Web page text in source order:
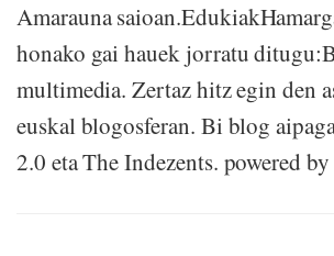
Amarauna
honako gai hauek jorratu
multimedia. Zertaz hitz egin den
euskal blogosferan. Bi blog
2.0 eta The Indezents. powered